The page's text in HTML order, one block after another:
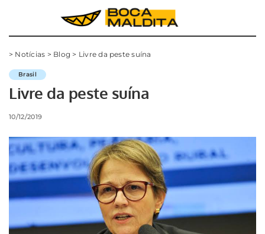
> Notícias > Blog > Livre da peste suína
Brasil
Livre da peste suína
10/12/2019